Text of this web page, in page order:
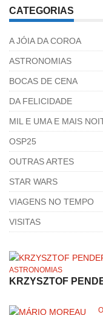
CATEGORIAS
A JÓIA DA COROA
ASTRONOMIAS
BOCAS DE CENA
DA FELICIDADE
MIL E UMA E MAIS
OSP25
OUTRAS ARTES
STAR WARS
VIAGENS NO TEMPO
VISITAS
ASTRONOMIAS
KRZYSZTOF